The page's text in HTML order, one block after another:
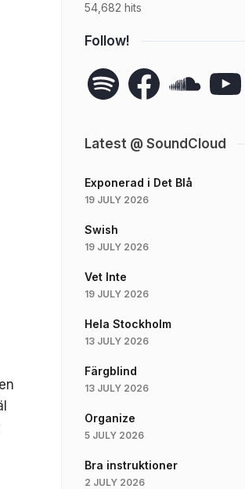
54,682 hits
Follow!
Spotify Facebook
Latest @ SoundCloud
Exponerad i Det Blå
19 JULY 2026
Swish
19 JULY 2026
Vet Inte
19 JULY 2026
Hela Stockholm
13 JULY 2026
Färgblind
13 JULY 2026
Organize
5 JULY 2026
Bra instruktioner
2 JULY 2026